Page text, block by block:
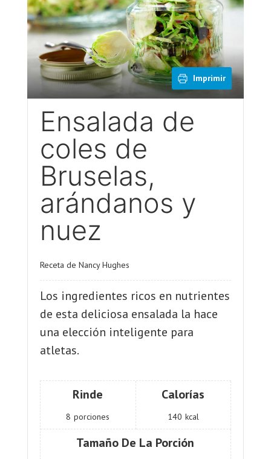
Imprimir
Ensalada de
coles de
Bruselas,
arándanos y
nuez
Receta de Nancy Hughes
Los ingredientes ricos en nutrientes
de esta deliciosa ensalada la hace
una elección inteligente para
atletas.
Rinde
8 porciones
Calorías
140 kcal
Tamaño De La Porción